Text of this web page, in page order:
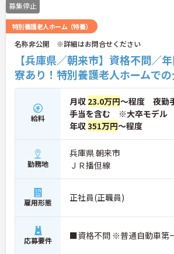
募集停止
特別養護老人ホーム（特養）
名称非公開 ※詳細はお問合せください
【兵庫県／朝来市】資格不問／
寮あり！特別養護老人ホームで
給料
月収 23.0万円～程度 夜勤
手当を含む ※大卒モデル
年収351万円～程度
勤務地
兵庫県 朝来市
ＪＲ播但線
雇用形態 正社員(正職員)
応募要件 ■資格不問 ※普通自動車第